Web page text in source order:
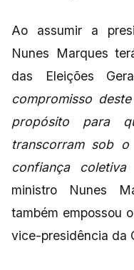
Ao assumir a
Nunes Marques
das Eleições
compromisso
propósito para
transcorram sob
confiança
ministro Nunes
também empossou
vice-presidência da